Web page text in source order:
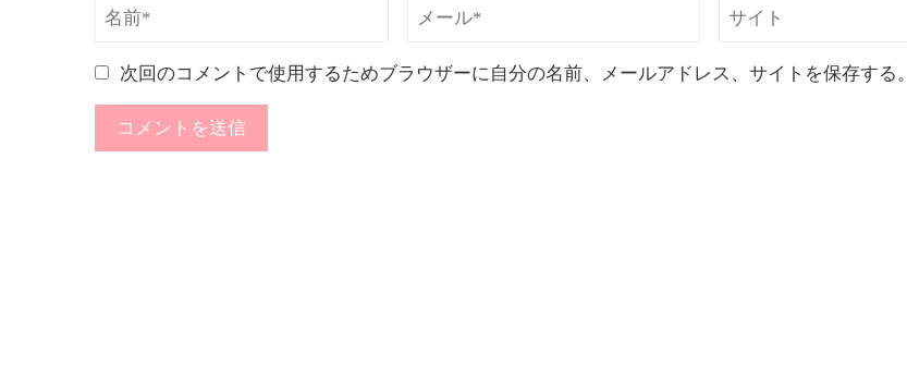
次回のコメントで使用するためブラウザーに自分の名前、メールアドレス、サイトを保存する。